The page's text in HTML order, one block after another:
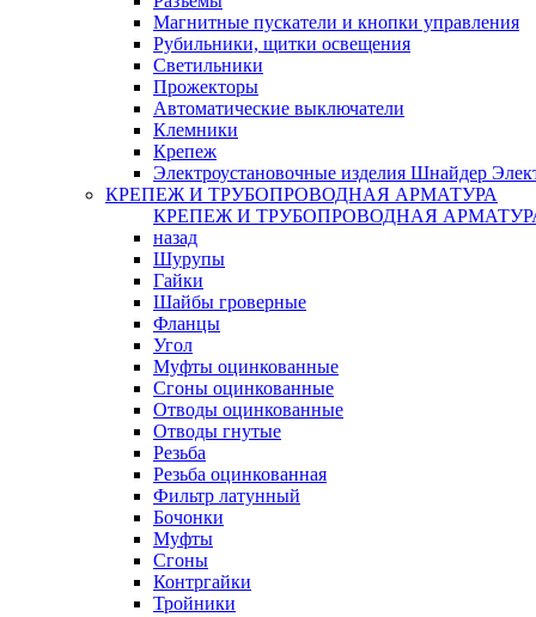
Магнитные пускатели и кнопки управления
Рубильники, щитки освещения
Светильники
Прожекторы
Автоматические выключатели
Клемники
Крепеж
Электроустановочные изделия Шнайдер
КРЕПЕЖ И ТРУБОПРОВОДНАЯ АРМАТУРА
КРЕПЕЖ И ТРУБОПРОВОДНАЯ
назад
Шурупы
Гайки
Шайбы гроверные
Фланцы
Угол
Муфты оцинкованные
Сгоны оцинкованные
Отводы оцинкованные
Отводы гнутые
Резьба
Резьба оцинкованная
Фильтр латунный
Бочонки
Муфты
Сгоны
Контргайки
Тройники